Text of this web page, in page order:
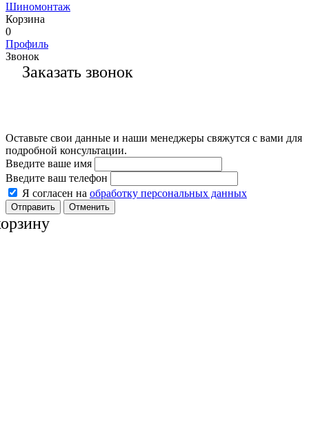
Шиномонтаж
Корзина
0
Профиль
Звонок
Заказать звонок
Оставьте свои данные и наши менеджеры свяжутся с вами для
подробной консультации.
Введите ваше имя
Введите ваш телефон
Я согласен на обработку персональных данных
Отменить